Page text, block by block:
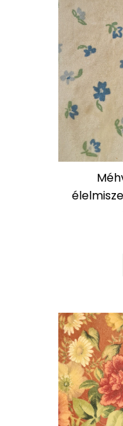
Nyaklánc / Medál
Ékszer szett
Fémmentes ékszerek
Egyéb kiegészítők
Környezettudatos
Textil edény- és
"NEM-papír" konyhai
Utazó evőeszköztartó
Újrahasználható
gyümölcsös zsák
Személyre szabott
Ajándékutalvány